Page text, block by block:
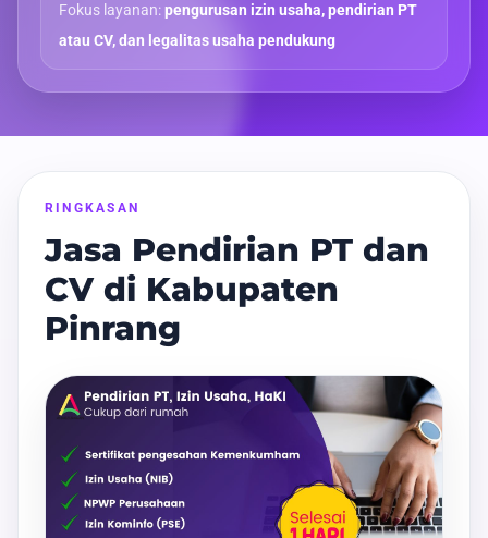
Fokus layanan:pengurusan izin usaha, pendirian PT
atau CV, dan legalitas usaha pendukung
RINGKASAN
Jasa Pendirian PT dan
CV di Kabupaten
Pinrang